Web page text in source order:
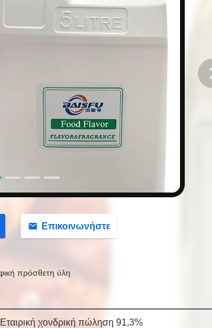
Επικοινωνήστε
πρόσθετη ύλη
χονδρική πώληση 91,3%